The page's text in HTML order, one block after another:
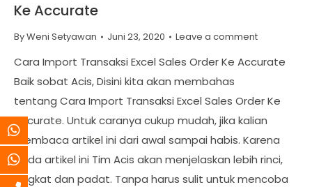
Ke Accurate
ByWeni Setyawan Juni 23, 2020 Leave a comment
Cara Import Transaksi Excel Sales Order Ke Accurate
Baik sobat Acis, Disini kita akan membahas
tentang Cara Import Transaksi Excel Sales Order Ke
Accurate. Untuk caranya cukup mudah, jika kalian
membaca artikel ini dari awal sampai habis. Karena
pada artikel ini Tim Acis akan menjelaskan lebih rinci,
singkat dan padat. Tanpa harus sulit untuk mencoba